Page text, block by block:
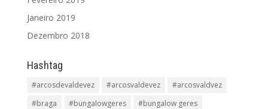
Janeiro 2019
Dezembro 2018
Hashtag
#arcosdevaldevez #arcosvaldevez
#arcosvaldvez
#braga
#bungalowgeres
#bungalow geres